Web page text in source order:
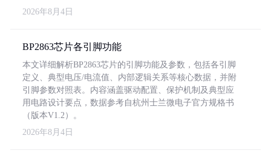
2026年8月4日
BP2863芯片各引脚功能
本文详细解析BP2863芯片的引脚功能及参数，包括各引脚
定义、典型电压/电流值、内部逻辑关系等核心数据，并附
引脚参数对照表。内容涵盖驱动配置、保护机制及典型应
用电路设计要点，数据参考自杭州士兰微电子官方规格书
（版本V1.2）。
2026年8月4日